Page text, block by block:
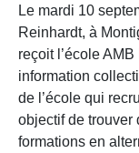
Le mardi 10
Reinhardt, à
reçoit l’écoleAMB
information
de l’école qui
objectif de trouver
formations en